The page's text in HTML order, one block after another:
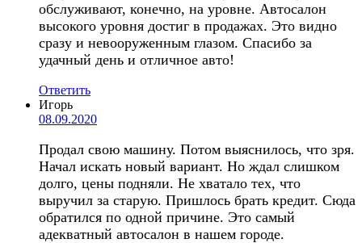
обслуживают, конечно, на уровне. Автосалон
высокого уровня достиг в продажах. Это видно
сразу и невооруженным глазом. Спасибо за
удачный день и отличное авто!
Ответить
Игорь
08.09.2020
Продал свою машину. Потом выяснилось, что зря.
Начал искать новый вариант. Но ждал слишком
долго, цены подняли. Не хватало тех, что
выручил за старую. Пришлось брать кредит. Сюда
обратился по одной причине. Это самый
адекватный автосалон в нашем городе.